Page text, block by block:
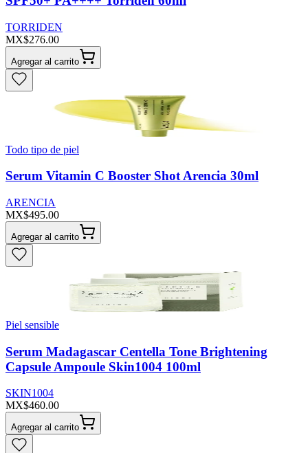
TORRIDEN
MX$276.00
Agregar al carrito
Todo tipo de piel
Serum Vitamin C Booster Shot Arencia 30ml
ARENCIA
MX$495.00
Agregar al carrito
Piel sensible
Serum Madagascar Centella Tone Brightening
Capsule Ampoule Skin1004 100ml
SKIN1004
MX$460.00
Agregar al carrito